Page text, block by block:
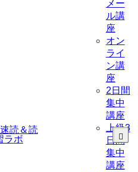
メー
ル講
座
オン
ライ
ン講
座
2日間
集中
講座
上級3
日間
集中
講座